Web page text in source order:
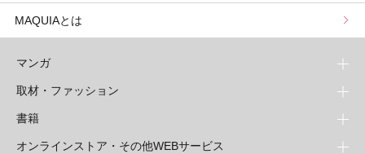
MAQUIAとは
マンガ
少年マンガ
週刊少年ジャンプ
青年マンガ
少年ジャンプ+
少女マンガ
取材・ファッション
ファッション・美容
Seventeen
芸能・情報・スポーツ
書籍
文芸・文庫・総合
オンラインストア・その他WEBサービス